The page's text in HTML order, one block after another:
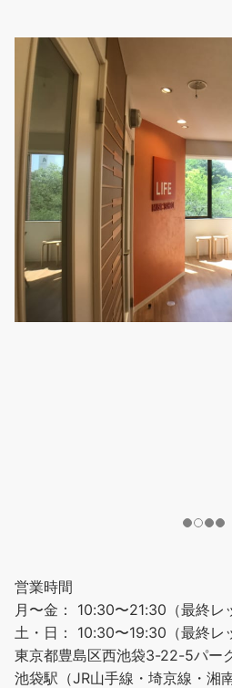
営業時間
月〜金： 10:30〜21:30（最終レ
土・日： 10:30〜19:30（最終レ
東京都豊島区西池袋3-22-5パー
池袋駅（JR山手線・埼京線・湘